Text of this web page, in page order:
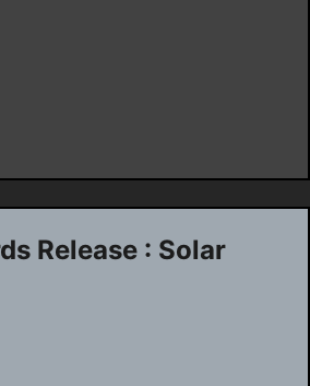
Release : Solar